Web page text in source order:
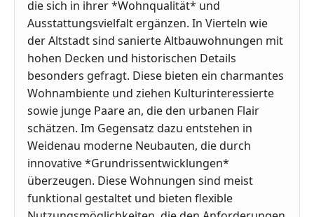
die sich in ihrer *Wohnqualität* und
Ausstattungsvielfalt ergänzen. In Vierteln wie
der Altstadt sind sanierte Altbauwohnungen mit
hohen Decken und historischen Details
besonders gefragt. Diese bieten ein charmantes
Wohnambiente und ziehen Kulturinteressierte
sowie junge Paare an, die den urbanen Flair
schätzen. Im Gegensatz dazu entstehen in
Weidenau moderne Neubauten, die durch
innovative *Grundrissentwicklungen*
überzeugen. Diese Wohnungen sind meist
funktional gestaltet und bieten flexible